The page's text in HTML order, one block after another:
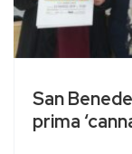
San
prima